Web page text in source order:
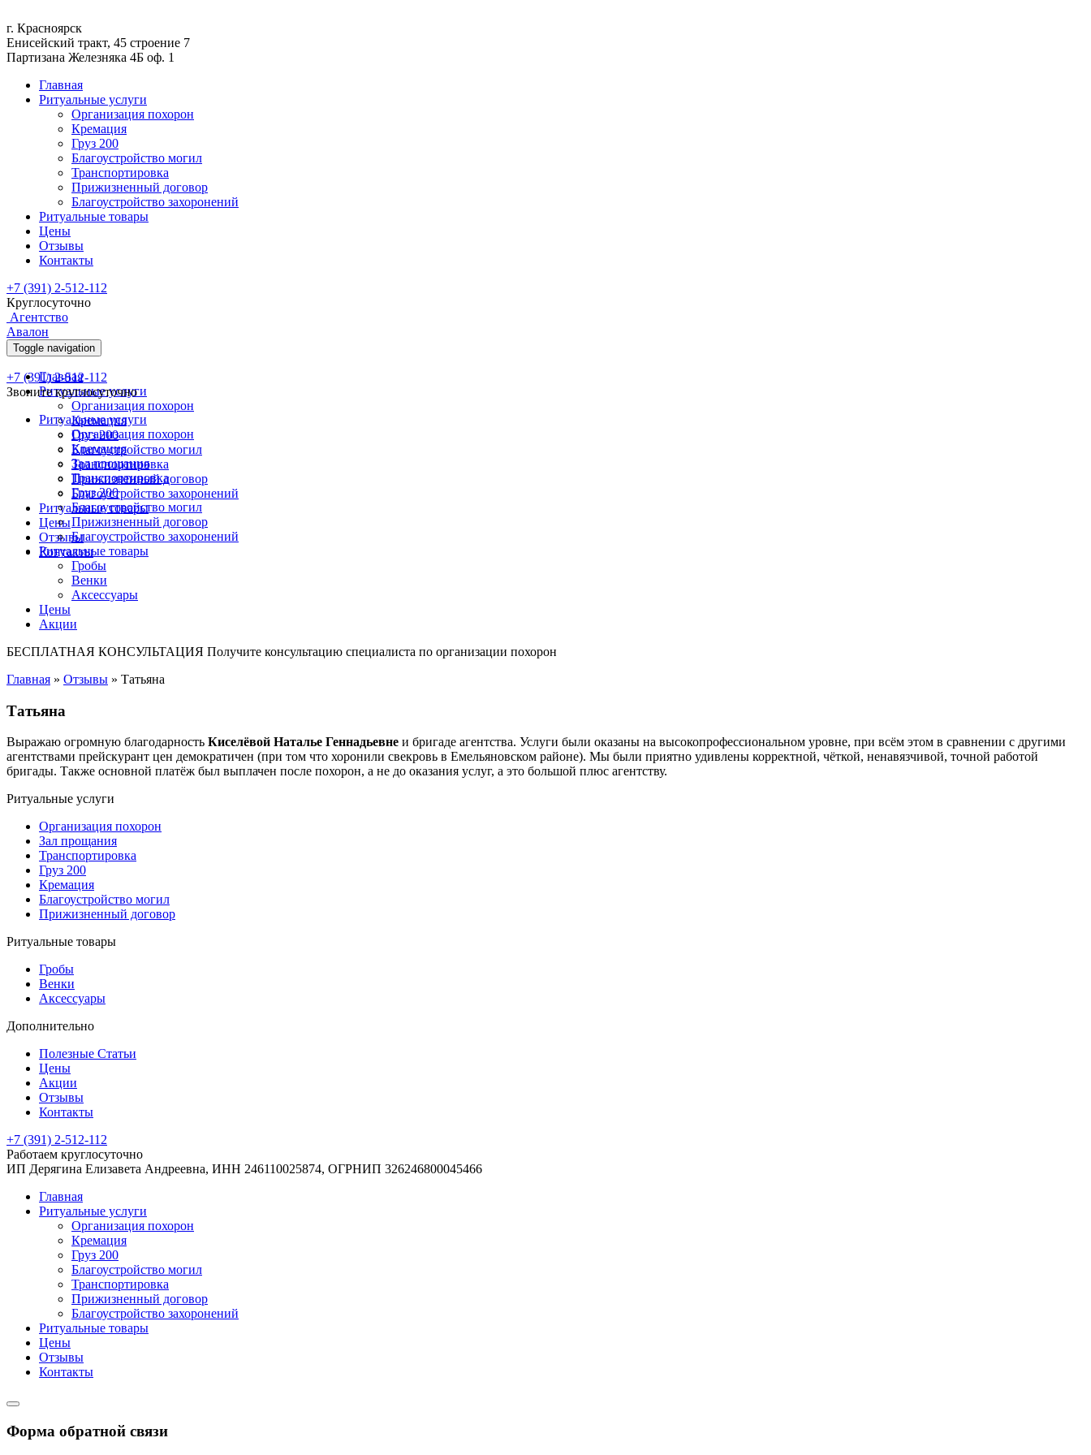
г. Красноярск
Енисейский тракт, 45 строение 7
Партизана Железняка 4Б оф. 1
Главная
Ритуальные услуги
Организация похорон
Кремация
Груз 200
Благоустройство могил
Транспортировка
Прижизненный договор
Благоустройство захоронений
Ритуальные товары
Цены
Отзывы
Контакты
+7 (391) 2-512-112
Круглосуточно
Агентство
Авалон
Toggle navigation
Главная
Ритуальные услуги
Организация похорон
Кремация
Груз 200
Благоустройство могил
Транспортировка
Прижизненный договор
Благоустройство захоронений
Ритуальные товары
Цены
Отзывы
Контакты
+7 (391) 2-512-112
Звоните круглосуточно
Ритуальные услуги
Организация похорон
Кремация
Зал прощания
Транспортировка
Груз 200
Благоустройство могил
Прижизненный договор
Благоустройство захоронений
Ритуальные товары
Гробы
Венки
Аксессуары
Цены
Акции
БЕСПЛАТНАЯ КОНСУЛЬТАЦИЯ Получите консультацию специалиста по организации похорон
Главная » Отзывы » Татьяна
Татьяна
Выражаю огромную благодарность Киселёвой Наталье Геннадьевне и бригаде агентства. Услуги были оказаны на высокопрофессиональном уровне, при всём этом в сравнении с другими
агентствами прейскурант цен демократичен (при том что хоронили свекровь в Емельяновском районе). Мы были приятно удивлены корректной, чёткой, ненавязчивой, точной работой
бригады. Также основной платёж был выплачен после похорон, а не до оказания услуг, а это большой плюс агентству.
Ритуальные услуги
Организация похорон
Зал прощания
Транспортировка
Груз 200
Кремация
Благоустройство могил
Прижизненный договор
Ритуальные товары
Гробы
Венки
Аксессуары
Дополнительно
Полезные Статьи
Цены
Акции
Отзывы
Контакты
+7 (391) 2-512-112
Работаем круглосуточно
ИП Дерягина Елизавета Андреевна, ИНН 246110025874, ОГРНИП 326246800045466
Главная
Ритуальные услуги
Организация похорон
Кремация
Груз 200
Благоустройство могил
Транспортировка
Прижизненный договор
Благоустройство захоронений
Ритуальные товары
Цены
Отзывы
Контакты
Форма обратной связи